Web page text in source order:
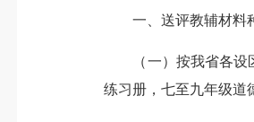
一、送评教辅材料
（一）按我省各设区
练习册，七至九年级道